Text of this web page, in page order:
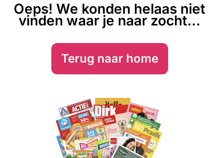
Oeps! We konden helaas niet
vinden waar je naar zocht...
Terug naar home